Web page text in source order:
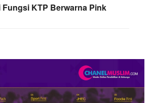
Fungsi KTP Berwarna Pink